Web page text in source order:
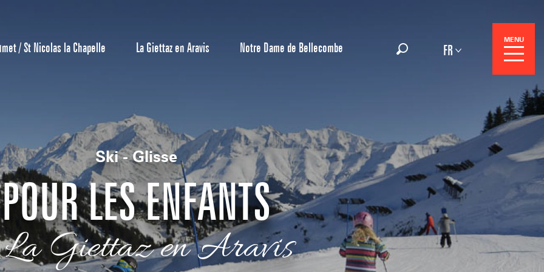
Agenda
Centrale de Réservation
Bons Plans Séjours
Hôtels
/ St Nicolas la Chapelle La Giettaz en Aravis Notre Dame de Bellecombe
Recherche
FR
MENU
Ski - Glisse
POUR LES ENFANTS
Giettaz en Aravis